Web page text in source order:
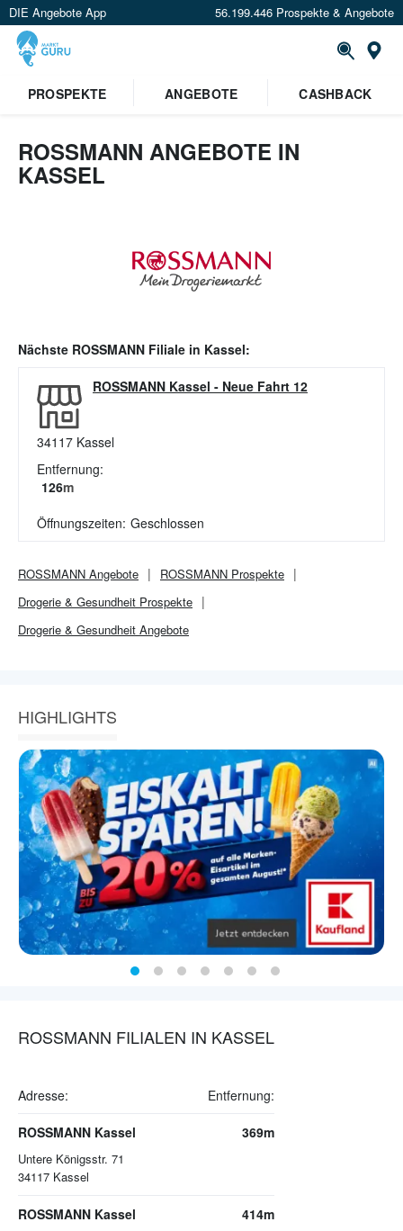
DIE Angebote App 56.199.446 Prospekte & Angebote
PROSPEKTE
ANGEBOTE CASHBACK
ROSSMANN ANGEBOTE IN
KASSEL
Nächste ROSSMANN Filiale in Kassel:
ROSSMANN Kassel - Neue Fahrt 12
34117 Kassel
Entfernung:
126m
Öffnungszeiten: Geschlossen
ROSSMANN Angebote ROSSMANN Prospekte
Drogerie & Gesundheit Prospekte
Drogerie & Gesundheit Angebote
HIGHLIGHTS
ROSSMANN FILIALEN IN KASSEL
Adresse: Entfernung:
ROSSMANN Kassel
Untere Königsstr. 71
34117 Kassel
369m
ROSSMANN Kassel 414m